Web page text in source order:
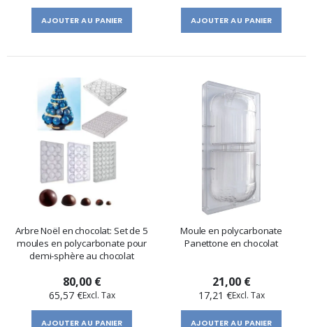
AJOUTER AU PANIER AJOUTER AU PANIER
Arbre Noël en chocolat: Set de 5
moules en polycarbonate pour
demi-sphère au chocolat
80,00 €
65,57 €
AJOUTER AU PANIER
Moule en polycarbonate
Panettone en chocolat
21,00 €
17,21 €
AJOUTER AU PANIER